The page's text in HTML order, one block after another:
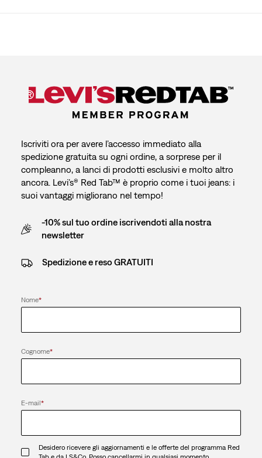
Iscriviti ora per avere l’accesso immediato alla
spedizione gratuita su ogni ordine, a sorprese per il
compleanno, a lanci di prodotti esclusivi e molto altro
ancora. Levi’s® Red Tab™ è proprio come i tuoi jeans: i
suoi vantaggi migliorano nel tempo!
-10% sul tuo ordine iscrivendoti alla nostra
newsletter
Spedizione e reso GRATUITI
Nome*
Cognome*
E-mail*
Desidero ricevere gli aggiornamenti e le offerte del programma Red